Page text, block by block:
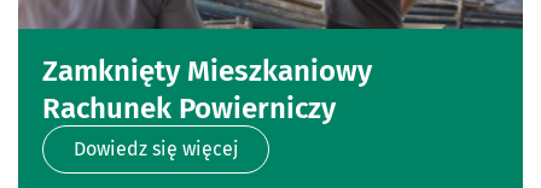
Zamknięty Mieszkaniowy
Rachunek Powierniczy
Dowiedz się więcej